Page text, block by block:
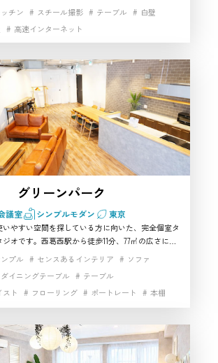
やすく、江戸川エリアで気軽に利用できるハウス
実用性の高い撮影スタジオとしてもおすすめでき
チン スチール撮影 テーブル
白壁
高速インターネット
グリーンパーク
議室 シンプルモダン 東京
やすい空間を探している方に向いた、完全個室タ
オです。西葛西駅から徒歩11分、77㎡の広さに加
、キッズエリアも備えており、少人数の物撮りか
どの設備もそろい、実務利用にもなじむ撮影スタ
しやすい一軒です。
プル センスあるインテリア
ソファ
ダイニングテーブル
テーブル
ト
フローリング ポートレート
本棚
自然光 階段 高速インターネット